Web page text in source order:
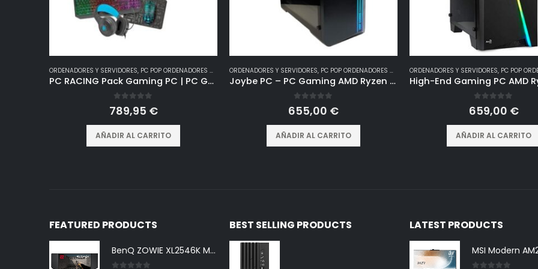
ORDENADORES Y SERVIDORES, PC POP ORDENADORES GAMING
PC RACING Pack Gaming PC | PC Gaming Completo | Intel Core i5-10400F/16GB/1TB SSD/GTX1650 + Pantalla 24″ FullHD + Combo Gam, Windows 11 Home
out of 5
789,95 €
AÑADIR AL CARRITO
ORDENADORES Y SERVIDORES, PC POP ORDENADORES GAMING
Joybe PC – PC Gaming AMD Ryzen 5 4500 – Nvidia Geforce GTX 1650 – SSD 480 GB – Ram 8 GB 3200 MHz – WiFi – Windows 11 – PC Gamer – Ordenador Gaming – Sobremesa Gaming
out of 5
655,00 €
AÑADIR AL CARRITO
ORDENADORES Y SERVIDORES, PC POP
out of 5
659,00 €
AÑADIR AL CARRITO
FEATURED PRODUCTS
BenQ ZOWIE XL2546K Monitor Gaming (24,5 pulgadas, FHD 1080p, 240 Hz, 0.5ms, DyAc+, XL Setting to Share, S switch, Shielding Hood)
BEST SELLING PRODUCTS LATEST PRODUCTS